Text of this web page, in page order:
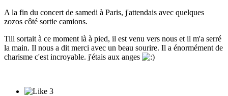
A la fin du concert de samedi à Paris, j'attendais avec quelques
zozos côté sortie camions.
Till sortait à ce moment là à pied, il est venu vers nous et il m'a serré
la main. Il nous a dit merci avec un beau sourire. Il a énormément de
charisme c'est incroyable. j'étais aux anges
3